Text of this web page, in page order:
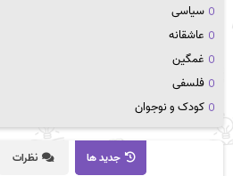
سیاسی
عاشقانه
غمگین
فلسفی
کودک و نوجوان
جدید ها نظرات